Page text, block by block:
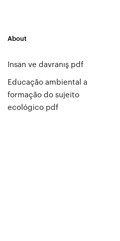
About
Insan ve davranış pdf
Educação ambiental a
formação do sujeito
ecológico pdf